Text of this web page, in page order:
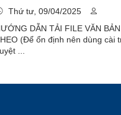
Chương trình phát triển đô
trấn Bắc Sơn, huyện Bắc Sơn,
Sơn đến năm 2035
Thứ tư, 09/04/2025
DẪN TẢI FILE VĂN
(Để ổn định nên dùng cài
...